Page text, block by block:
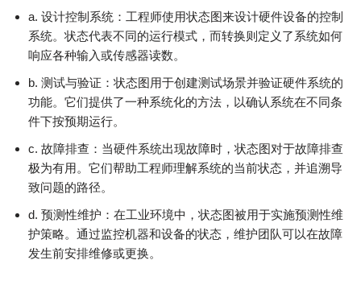
a. 设计控制系统：工程师使用状态图来设计硬件设备的控制
系统。状态代表不同的运行模式，而转换则定义了系统如何
响应各种输入或传感器读数。
b. 测试与验证：状态图用于创建测试场景并验证硬件系统的
功能。它们提供了一种系统化的方法，以确认系统在不同条
件下按预期运行。
c. 故障排查：当硬件系统出现故障时，状态图对于故障排查
极为有用。它们帮助工程师理解系统的当前状态，并追溯导
致问题的路径。
d. 预测性维护：在工业环境中，状态图被用于实施预测性维
护策略。通过监控机器和设备的状态，维护团队可以在故障
发生前安排维修或更换。